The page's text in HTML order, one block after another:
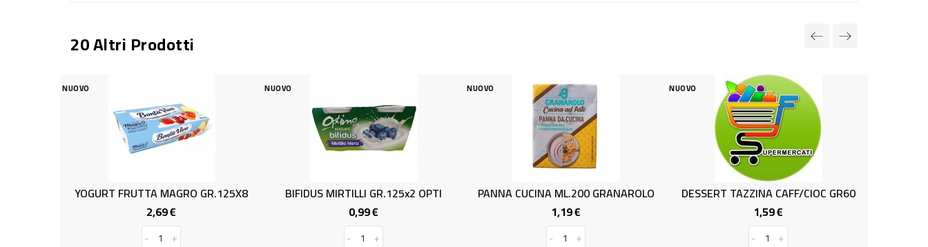
20 Altri Prodotti
MAGRO GR.125X8
BIFIDUS MIRTILLI GR.125x2 OPTI
PANNA CUCINA ML.200 GRANAROLO
NUOVO
DESSERT TAZZINA CAFF/CIOC GR60
NUOVO
MILK YOGURT MIX ASS GR.175